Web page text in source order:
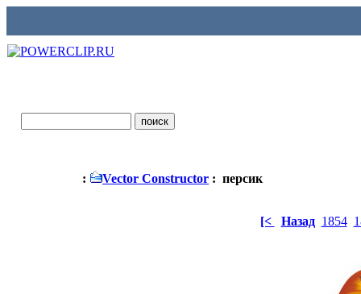
: Vector Constructor : персик
[< Назад 1854